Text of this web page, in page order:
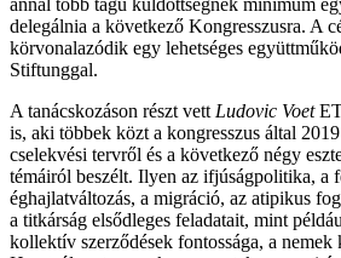
annál több tagú küldöttségnek minimum
delegálnia a következő Kongresszusra. A
körvonalazódik egy lehetséges
Stiftunggal.
A tanácskozáson részt vett Ludovic Voet
is, aki többek közt a kongresszus által
cselekvési tervről és a következő négy
témáiról beszélt. Ilyen az ifjúságpolitika, a
éghajlatváltozás, a migráció, az atipikus
a titkárság elsődleges feladatait, mint
kollektív szerződések fontossága, a nemek